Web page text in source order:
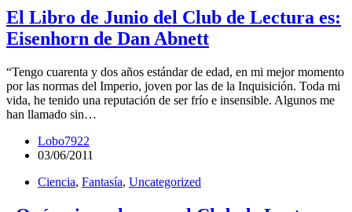
El Libro de Junio del Club de Lectura es:
Eisenhorn de Dan Abnett
“Tengo cuarenta y dos años estándar de edad, en mi mejor momento
por las normas del Imperio, joven por las de la Inquisición. Toda mi
vida, he tenido una reputación de ser frío e insensible. Algunos me
han llamado sin…
Lobo7922
03/06/2011
Ciencia, Fantasía, Uncategorized